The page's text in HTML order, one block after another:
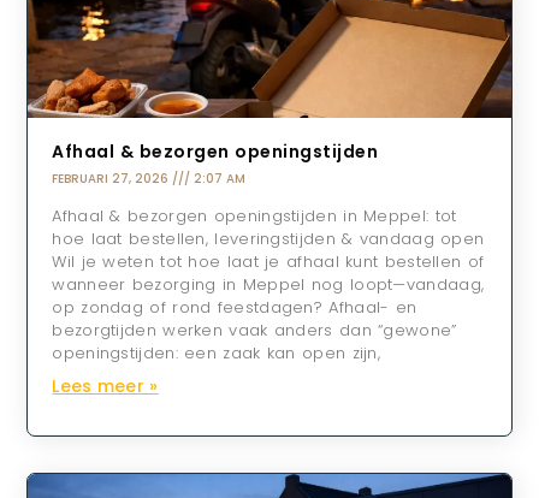
Afhaal & bezorgen openingstijden
FEBRUARI 27, 2026 2:07 AM
Afhaal & bezorgen openingstijden in Meppel: tot
hoe laat bestellen, leveringstijden & vandaag open
Wil je weten tot hoe laat je afhaal kunt bestellen of
wanneer bezorging in Meppel nog loopt—vandaag,
op zondag of rond feestdagen? Afhaal- en
bezorgtijden werken vaak anders dan “gewone”
openingstijden: een zaak kan open zijn,
Lees meer »